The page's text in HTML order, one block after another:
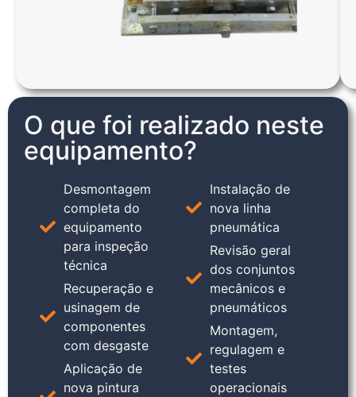
O que foi realizado neste
equipamento?
Desmontagem
completa do
equipamento
para inspeção
técnica
Recuperação e
usinagem de
componentes
com desgaste
Aplicação de
nova pintura
Instalação de
nova linha
pneumática
Revisão geral
dos conjuntos
mecânicos e
pneumáticos
Montagem,
regulagem e
testes
operacionais